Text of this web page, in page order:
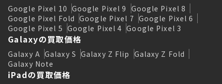
Google Pixel 10 Google Pixel 9 Google Pixel 8
Google Pixel Fold Google Pixel 7 Google Pixel 6
Google Pixel 5 Google Pixel 4 Google Pixel 3
Galaxyの買取価格
Galaxy A Galaxy S Galaxy Z Flip Galaxy Z Fold
Galaxy Note
iPadの買取価格